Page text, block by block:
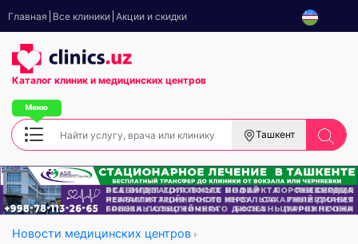
Главная Все клиники Акции и скидки
Каталог клиник и медицинских центров
Ташкент
Новости медицинских центров